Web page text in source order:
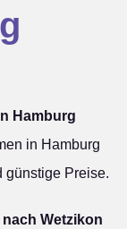
Hamburg
in Hamburg
günstige Preise.
Wetzikon